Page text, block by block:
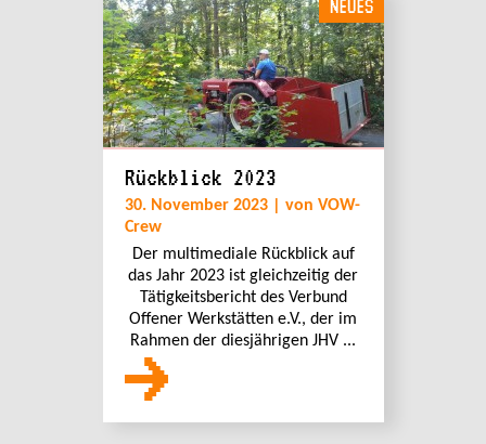
NEUES
Rückblick 2023
30. November 2023 | von VOW-
Crew
Der multimediale Rückblick auf
das Jahr 2023 ist gleichzeitig der
Tätigkeitsbericht des Verbund
Offener Werkstätten e.V., der im
Rahmen der diesjährigen JHV ...